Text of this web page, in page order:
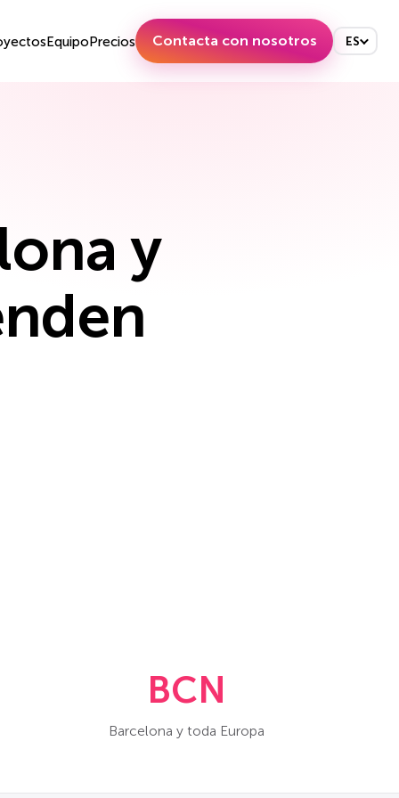
EquipoPrecios Contacta con nosotros ES
y
BCN
Barcelona y toda Europa